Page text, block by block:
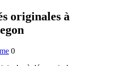
originales à
0